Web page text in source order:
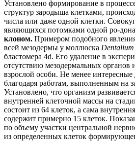
Установлено формирование в
структур зародыша клетками,
числа или даже одной клетки.
являющихся потомками одной ро-
клоном. Примером подобного
всей мезодермы у моллюска Dentalium
бластомера 4d. Его удаление в
отсутствию мезодермальных органов
взрослой особи. Не менее
благодаря работам, выполненным на
Установлено, что организм
внутренней клеточной массы на
состоит из 64 клеток, а сама
содержит примерно 15 клеток.
по объему участки центральной
из определенных клеток